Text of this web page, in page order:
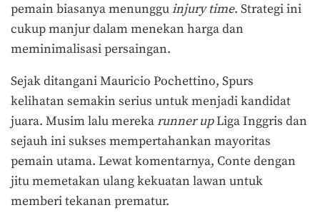
pemain biasanya menungguinjury time. Strategi ini
cukup manjur dalam menekan harga dan
meminimalisasi persaingan.
Sejak ditangani Mauricio Pochettino, Spurs
kelihatan semakin serius untuk menjadi kandidat
juara. Musim lalu merekarunner upLiga Inggris dan
sejauh ini sukses mempertahankan mayoritas
pemain utama. Lewat komentarnya, Conte dengan
jitu memetakan ulang kekuatan lawan untuk
memberi tekanan prematur.